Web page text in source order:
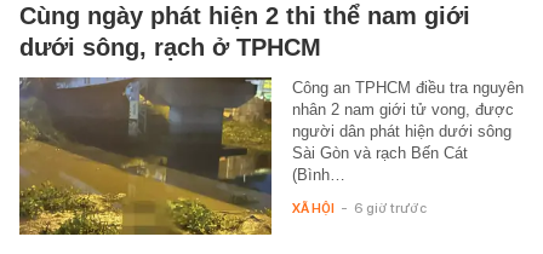
Cùng ngày phát hiện 2 thi thể nam giới
dưới sông, rạch ở TPHCM
Công an TPHCM điều tra nguyên
nhân 2 nam giới tử vong, được
người dân phát hiện dưới sông
Sài Gòn và rạch Bến Cát
(Bình…
XÃ HỘI - 6 giờ trước